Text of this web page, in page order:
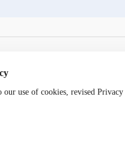
号
use of cookies, revised